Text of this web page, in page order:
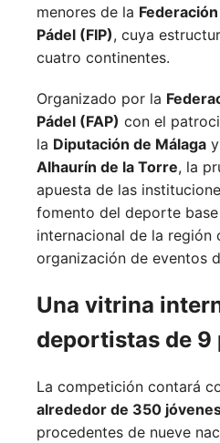
menores de la
Pádel (FIP), cuya
cuatro continentes.
Organizado por la
Pádel (FAP) con el
la Diputación de Málaga
Alhaurín de la Torre, la
apuesta de las
fomento del deporte
internacional de la región
organización de eventos
Una vitrina
deportistas de 9
La competición contará
alrededor de 350
procedentes de nueve